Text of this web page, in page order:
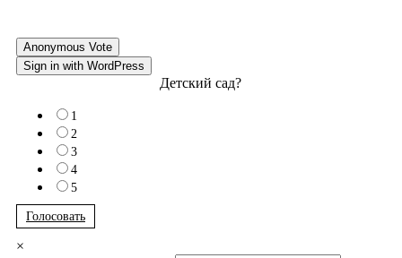
Anonymous Vote
Sign in with WordPress
Детский сад?
1
2
3
4
5
Голосовать
×